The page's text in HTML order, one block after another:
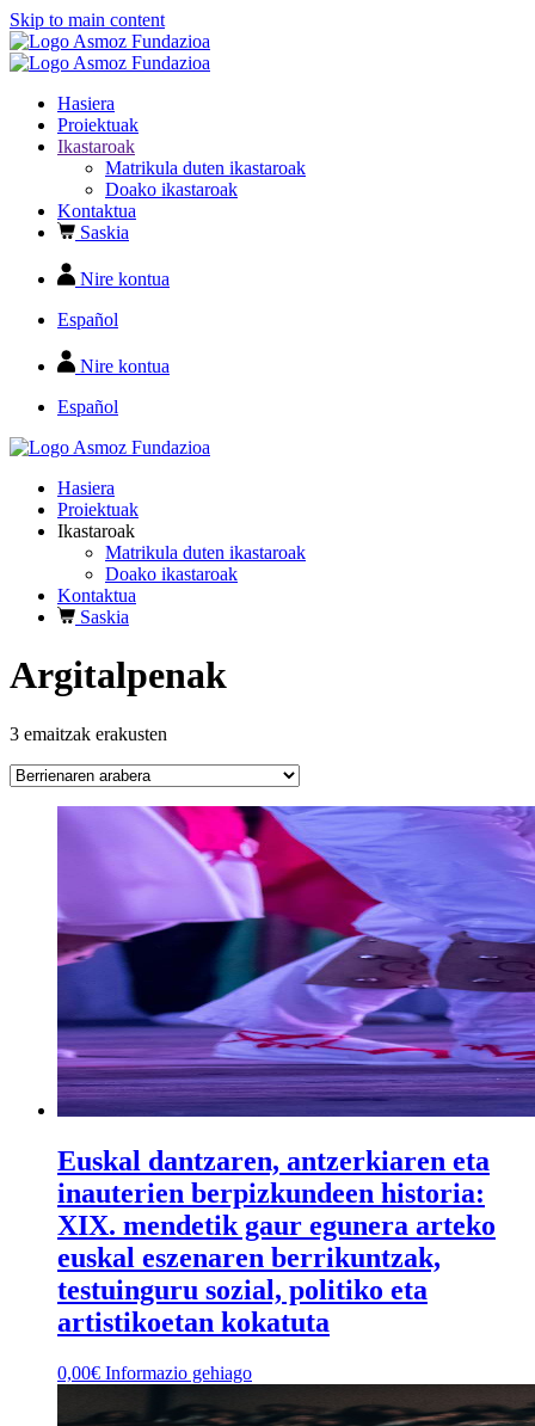
Skip to main content
Hasiera
Proiektuak
Ikastaroak
Matrikula duten ikastaroak
Doako ikastaroak
Kontaktua
Saskia
Nire kontua
Español
Nire kontua
Español
Hasiera
Proiektuak
Ikastaroak
Matrikula duten ikastaroak
Doako ikastaroak
Kontaktua
Saskia
Argitalpenak
3 emaitzak erakusten
Euskal dantzaren, antzerkiaren eta
inauterien berpizkundeen historia:
XIX. mendetik gaur egunera arteko
euskal eszenaren berrikuntzak,
testuinguru sozial, politiko eta
artistikoetan kokatuta
0,00€ Informazio gehiago